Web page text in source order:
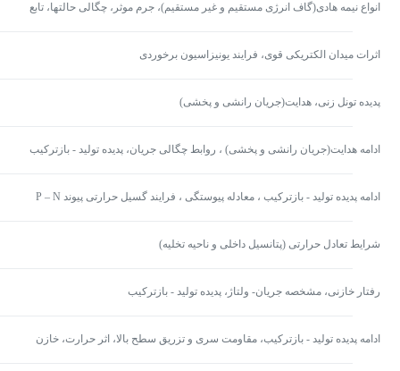
انواع نیمه هادی(گاف انرژی مستقیم و غیر مستقیم)، جرم موثر، چگالی حالتها، تابع
اثرات میدان الکتریکی قوی، فرایند یونیزاسیون برخوردی
پدیده تونل زنی، هدایت(جریان رانشی و پخشی)
ادامه هدایت(جریان رانشی و پخشی) ، روابط چگالی جریان، پدیده تولید - بازترکیب
ادامه پدیده تولید - بازترکیب ، معادله پیوستگی ، فرایند گسیل حرارتی پیوند P – N
شرایط تعادل حرارتی (پتانسیل داخلی و ناحیه تخلیه)
رفتار خازنی، مشخصه جریان- ولتاژ، پدیده تولید - بازترکیب
ادامه پدیده تولید - بازترکیب، مقاومت سری و تزریق سطح بالا، اثر حرارت، خازن